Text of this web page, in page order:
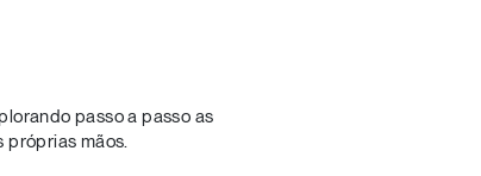
passo a passo as
próprias mãos.